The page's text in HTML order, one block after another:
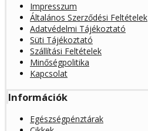
Impresszum
Általános Szerződési Feltételek
Adatvédelmi Tájékoztató
Süti Tájékoztató
Szállítási Feltételek
Minőségpolitika
Kapcsolat
Információk
Egészségpénztárak